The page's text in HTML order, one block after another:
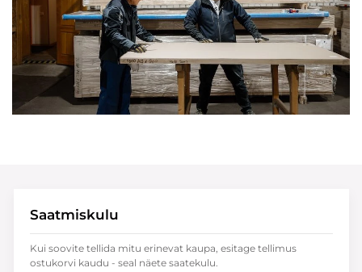
Saatmiskulu
Kui soovite tellida mitu erinevat kaupa, esitage tellimus
ostukorvi kaudu - seal näete saatekulu.